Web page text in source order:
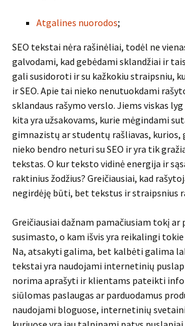
Atgalines nuorodos;
SEO tekstai nėra rašinėliai, todėl ne
galvodami, kad gebėdami sklandžiai ir
gali susidoroti ir su kažkokiu straipsniu,
ir SEO. Apie tai nieko nenutuokdami
sklandaus rašymo verslo. Jiems viskas
kita yra užsakovams, kurie mėgindami
gimnazistų ar studentų rašliavas, kurios,
nieko bendro neturi su SEO ir yra tik
tekstas. O kur teksto vidinė energija ir
raktinius žodžius? Greičiausiai, kad
negirdėję būti, bet tekstus ir straipsnius
Greičiausiai dažnam pamačiusiam tokį ar
susimasto, o kam išvis yra reikalingi tokie
Na, atsakyti galima, bet kalbėti galima
tekstai yra naudojami internetinių
norima aprašyti ir klientams pateikti
siūlomas paslaugas ar parduodamus
naudojami bloguose, internetinių